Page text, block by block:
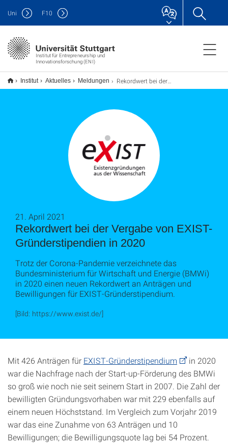
Institut für Entrepreneurship und
Innovationsforschung (ENI)
Uni F10
Institut Aktuelles Meldungen Rekordwert bei der Vergabe von EXIST-Gründerstipendien in 2020
Rekordwert bei der Vergabe von EXIST-
Gründerstipendien in 2020
21. April 2021
Trotz der Corona-Pandemie verzeichnete das
Bundesministerium für Wirtschaft und Energie (BMWi)
in 2020 einen neuen Rekordwert an Anträgen und
Bewilligungen für EXIST-Gründerstipendium.
[Bild: https://www.exist.de/]
Mit 426 Anträgen für EXIST-Gründerstipendium
in 2020
war die Nachfrage nach der Start-up-Förderung des BMWi
so groß wie noch nie seit seinem Start in 2007. Die Zahl der
bewilligten Gründungsvorhaben war mit 229 ebenfalls auf
einem neuen Höchststand. Im Vergleich zum Vorjahr 2019
war das eine Zunahme von 63 Anträgen und 10
Bewilligungen; die Bewilligungsquote lag bei 54 Prozent.